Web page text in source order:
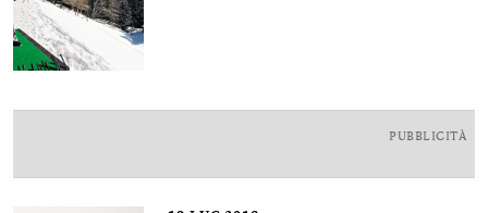
PUBBLICITÀ